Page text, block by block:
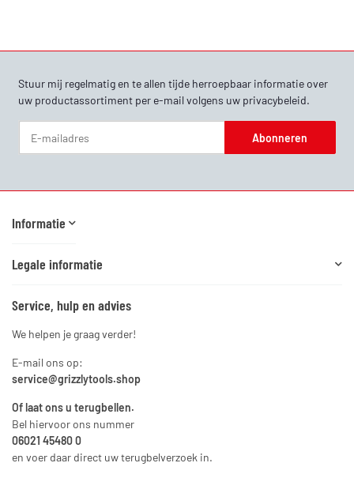
Stuur mij regelmatig en te allen tijde herroepbaar informatie over
uw productassortiment per e-mail volgens uw privacybeleid.
Abonneren
Informatie
Legale informatie
Service, hulp en advies
We helpen je graag verder!
E-mail ons op:
service@grizzlytools.shop
Of laat ons u terugbellen.
Bel hiervoor ons nummer
06021 45480 0
en voer daar direct uw terugbelverzoek in.